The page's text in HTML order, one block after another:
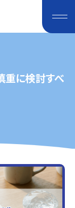
重に検討すべ